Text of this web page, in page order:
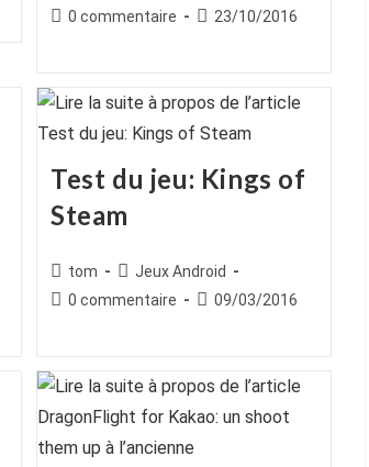
de
category:
Commentaires
publication :
0 commentaire
Publication
23/10/2016
Test du jeu: Kings of
Steam
Auteur/autrice
de
tom
Post
category:
Jeux Android
Commentaires
publication :
0 commentaire
Publication
09/03/2016